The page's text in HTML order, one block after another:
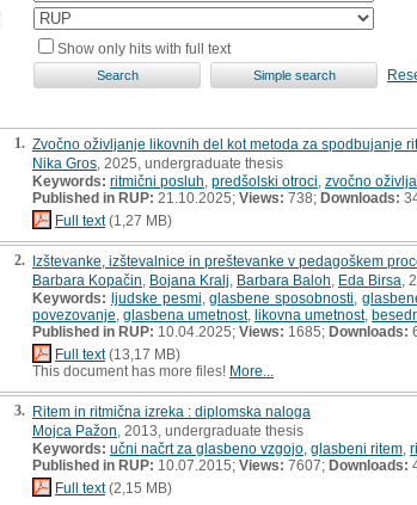
Show only hits with full text
1. Zvočno oživljanje likovnih del kot metoda za spodbujanje
Nika Gros , 2025, undergraduate thesis
Keywords: ritmični posluh predšolski otroci zvočno
Published in RUP: 21.10.2025; Views: 738; Downloads:
Full text(1,27 MB)
2. Izštevanke, izštevalnice in preštevanke v pedagoškem
Barbara Kopačin Bojana Kralj Barbara Baloh Eda Birsa ,
Keywords: ljudske pesmi ,glasbene sposobnosti
povezovanje glasbena umetnost, likovna umetnost,
Published in RUP: 10.04.2025; Views: 1685; Downloads:
Full text(13,17 MB)
This document has more files! More...
3. Ritem in ritmična izreka : diplomska naloga
Mojca Pažon , 2013, undergraduate thesis
Keywords: učni načrt za glasbeno vzgojo glasbeni ritem
Published in RUP: 10.07.2015; Views: 7607; Downloads:
Full text(2,15 MB)